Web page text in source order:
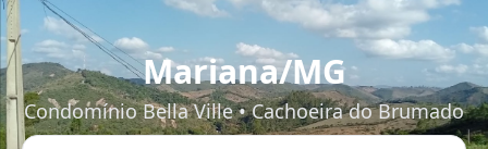
Mariana/MG
Condomínio Bella Ville • Cachoeira do Brumado